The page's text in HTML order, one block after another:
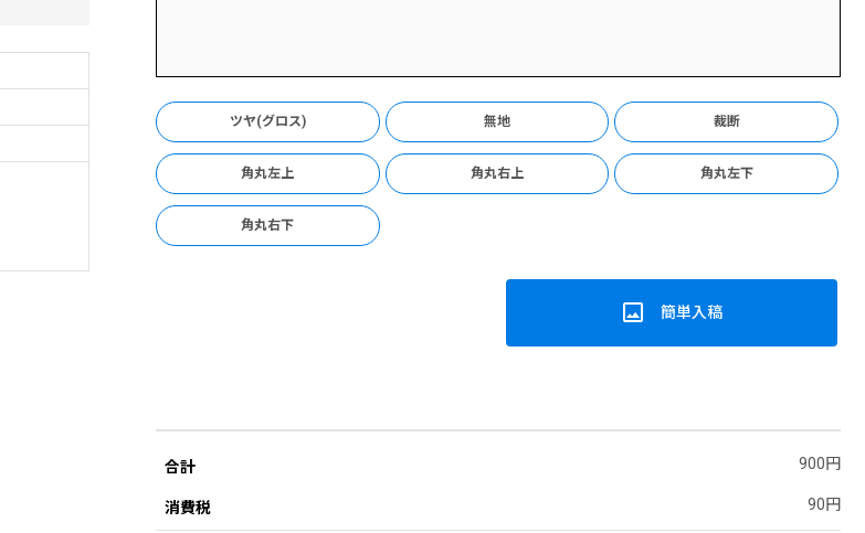
ツヤ(グロス) 無地 裁断
角丸左上 角丸右上 角丸左下
角丸右下
簡単入稿
合計 900円
消費税 90円